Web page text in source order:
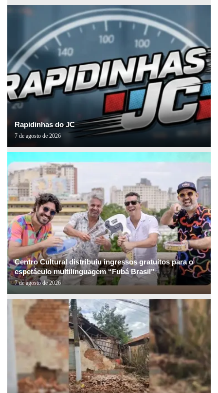
Rapidinhas do JC
7 de agosto de 2026
Centro Cultural distribuiu ingressos gratuitos para o
espetáculo multilinguagem “Fubá Brasil”
7 de agosto de 2026